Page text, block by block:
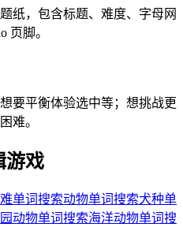
纸，包含标题、难度、字母网
页脚。
要平衡体验选中等；想挑战更
难。
游戏
单词搜索动物单词搜索犬种单
动物单词搜索海洋动物单词搜